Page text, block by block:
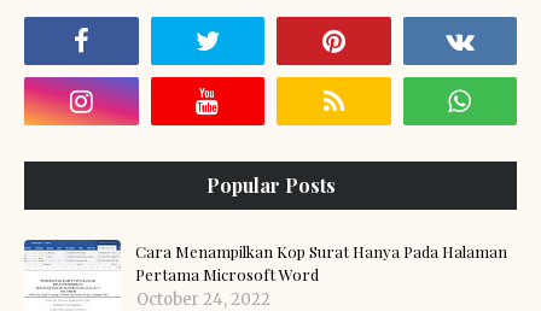
Popular Posts
Cara Menampilkan Kop Surat Hanya Pada Halaman
Pertama Microsoft Word
October 24, 2022